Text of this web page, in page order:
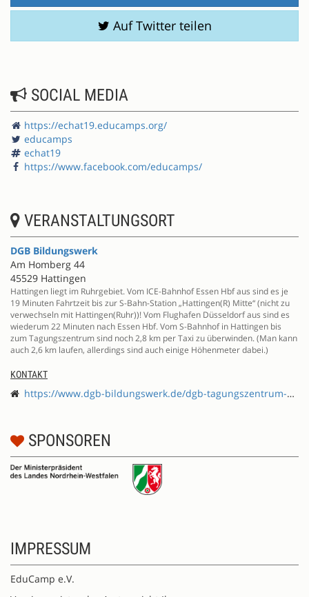
Auf Twitter teilen
SOCIAL MEDIA
https://echat19.educamps.org/
educamps
echat19
https://www.facebook.com/educamps/
VERANSTALTUNGSORT
DGB Bildungswerk
Am Homberg 44
45529 Hattingen
Hattingen liegt im Ruhrgebiet. Vom ICE-Bahnhof Essen Hbf aus sind es je
19 Minuten Fahrtzeit bis zur S-Bahn-Station „Hattingen(R) Mitte“ (nicht zu
verwechseln mit Hattingen(Ruhr))! Vom Flughafen Düsseldorf aus sind es
wiederum 22 Minuten nach Essen Hbf. Vom S-Bahnhof in Hattingen bis
zum Tagungszentrum sind noch 2,8 km per Taxi zu überwinden. (Man kann
auch 2,6 km laufen, allerdings sind auch einige Höhenmeter dabei.)
KONTAKT
https://www.dgb-bildungswerk.de/dgb-tagungszentrum-hattingen
SPONSOREN
IMPRESSUM
EduCamp e.V.